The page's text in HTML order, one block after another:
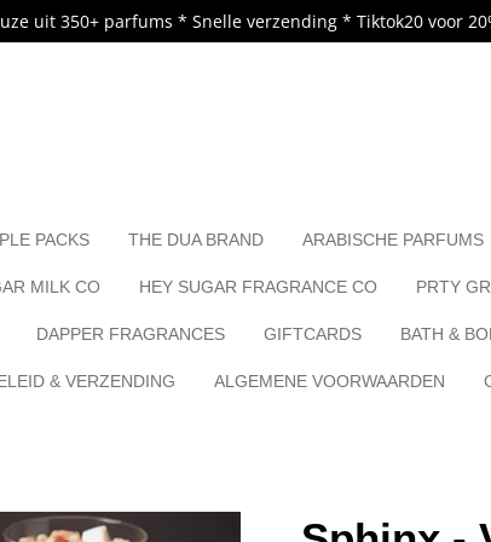
uit 350+ parfums * Snelle verzending * Tiktok20 voor
PACKS THE DUA BRAND ARABISCHE PARFUMS
MILK CO HEY SUGAR FRAGRANCE CO PRTY
DAPPER FRAGRANCES GIFTCARDS BATH &
& VERZENDING ALGEMENE VOORWAARDEN